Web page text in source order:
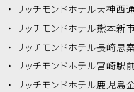
リッチモンドホテル天神西通
リッチモンドホテル熊本新
リッチモンドホテル長崎思
リッチモンドホテル宮崎駅
リッチモンドホテル鹿児島